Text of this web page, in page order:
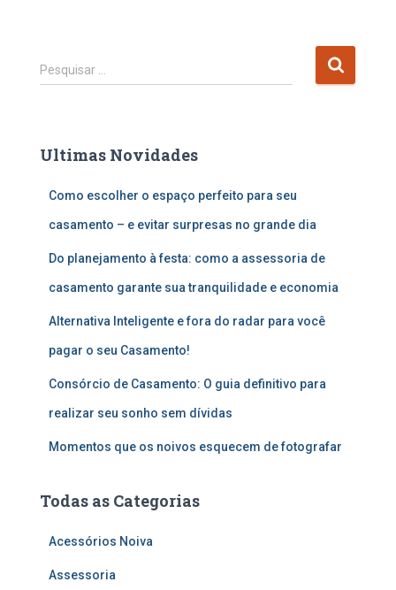
P
e
i
Pesquisar …
Ultimas Novidades
Como escolher o espaço perfeito para seu
casamento – e evitar surpresas no grande dia
Do planejamento à festa: como a assessoria de
casamento garante sua tranquilidade e economia
Alternativa Inteligente e fora do radar para você
pagar o seu Casamento!
Consórcio de Casamento: O guia definitivo para
realizar seu sonho sem dívidas
Momentos que os noivos esquecem de fotografar
Todas as Categorias
Acessórios Noiva
Assessoria